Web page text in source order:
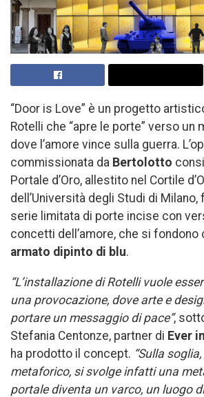
“Door is Love” è un progetto
Rotelli che “apre le porte” verso un
dove l’amore vince sulla guerra.
commissionata da Bertolotto
Portale d’Oro, allestito nel Cortile
dell’Università degli Studi di Milano,
serie limitata di porte incise con
concetti dell’amore, che si fondono
armato dipinto di blu.
“L’installazione di Rotelli vuole
una provocazione, dove arte e
portare un messaggio di pace”,
Stefania Centonze, partner di Ever
ha prodotto il concept. “Sulla
metaforico, si svolge infatti una
portale diventa un varco, un luogo